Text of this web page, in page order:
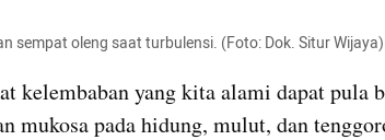
sempat oleng saat turbulensi. (Foto: Dok. Situr Wijaya)
kelembaban yang kita alami dapat pula
mukosa pada hidung, mulut, dan